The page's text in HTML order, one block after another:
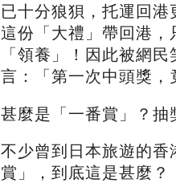
已十分狼狽，托運回
這份「大禮」帶回港，
「領養」！因此被網
言：「第一次中頭獎，
甚麼是「一番賞」？抽
不少曾到日本旅遊的
賞」，到底這是甚麼